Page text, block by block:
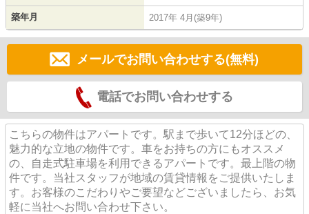
築年月 2017年 4月(築9年)
メールでお問い合わせする(無料)
電話でお問い合わせする
こちらの物件はアパートです。駅まで歩いて12分ほどの、
魅力的な立地の物件です。車をお持ちの方にもオススメ
の、自走式駐車場を利用できるアパートです。最上階の物
件です。当社スタッフが地域の賃貸情報をご提供いたしま
す。お客様のこだわりやご要望などございましたら、お気
軽に当社へお問い合わせ下さい。